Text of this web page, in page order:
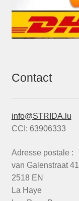
Contact
info@STRIDA.lu
CCI: 63906333
Adresse postale :
van Galenstraat 41
2518 EN
La Haye